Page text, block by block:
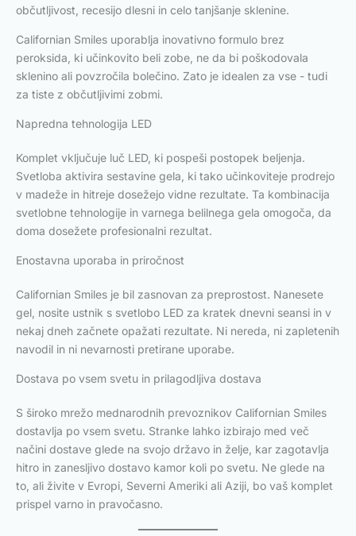
občutljivost, recesijo dlesni in celo tanjšanje sklenine.
Californian Smiles uporablja inovativno formulo brez
peroksida, ki učinkovito beli zobe, ne da bi poškodovala
sklenino ali povzročila bolečino. Zato je idealen za vse - tudi
za tiste z občutljivimi zobmi.
Napredna tehnologija LED
Komplet vključuje luč LED, ki pospeši postopek beljenja.
Svetloba aktivira sestavine gela, ki tako učinkoviteje prodrejo
v madeže in hitreje dosežejo vidne rezultate. Ta kombinacija
svetlobne tehnologije in varnega belilnega gela omogoča, da
doma dosežete profesionalni rezultat.
Enostavna uporaba in priročnost
Californian Smiles je bil zasnovan za preprostost. Nanesete
gel, nosite ustnik s svetlobo LED za kratek dnevni seansi in v
nekaj dneh začnete opažati rezultate. Ni nereda, ni zapletenih
navodil in ni nevarnosti pretirane uporabe.
Dostava po vsem svetu in prilagodljiva dostava
S široko mrežo mednarodnih prevoznikov Californian Smiles
dostavlja po vsem svetu. Stranke lahko izbirajo med več
načini dostave glede na svojo državo in želje, kar zagotavlja
hitro in zanesljivo dostavo kamor koli po svetu. Ne glede na
to, ali živite v Evropi, Severni Ameriki ali Aziji, bo vaš komplet
prispel varno in pravočasno.